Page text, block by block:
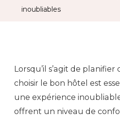
inoubliables
Lorsqu’il s’agit de
choisir le bon hôtel est
une expérience
offrent un niveau de